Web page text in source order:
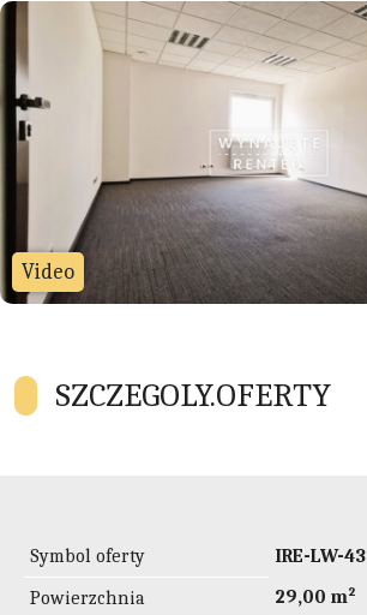
Video
SZCZEGOLY.OFERTY
Symbol oferty
IRE-LW-43
Powierzchnia
29,00 m²